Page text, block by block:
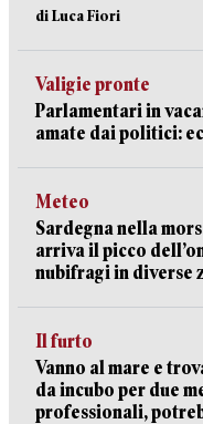
di Luca Fiori
Valigie pronte
Parlamentari in
amate dai politici:
Meteo
Sardegna nella
arriva il picco
nubifragi in diverse
Il furto
Vanno al mare e
da incubo per due
professionali,